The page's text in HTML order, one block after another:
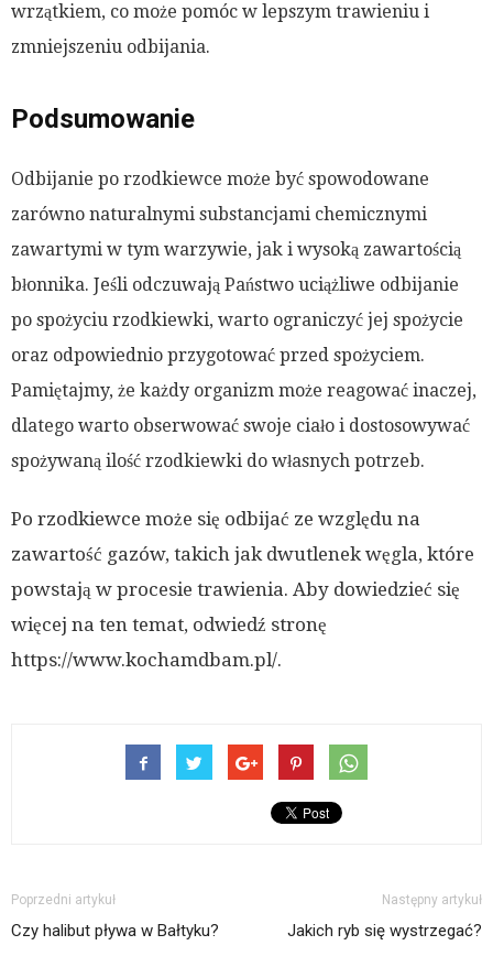
wrzątkiem, co może pomóc w lepszym trawieniu i
zmniejszeniu odbijania.
Podsumowanie
Odbijanie po rzodkiewce może być spowodowane
zarówno naturalnymi substancjami chemicznymi
zawartymi w tym warzywie, jak i wysoką zawartością
błonnika. Jeśli odczuwają Państwo uciążliwe odbijanie
po spożyciu rzodkiewki, warto ograniczyć jej spożycie
oraz odpowiednio przygotować przed spożyciem.
Pamiętajmy, że każdy organizm może reagować inaczej,
dlatego warto obserwować swoje ciało i dostosowywać
spożywaną ilość rzodkiewki do własnych potrzeb.
Po rzodkiewce może się odbijać ze względu na
zawartość gazów, takich jak dwutlenek węgla, które
powstają w procesie trawienia. Aby dowiedzieć się
więcej na ten temat, odwiedź stronę
https://www.kochamdbam.pl/.
Poprzedni artykuł
Czy halibut pływa w Bałtyku?
Następny artykuł
Jakich ryb się wystrzegać?